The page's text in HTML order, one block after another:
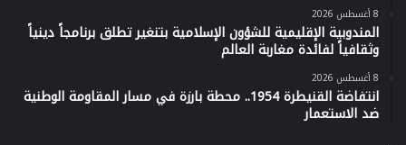
8 أغسطس 2026
المندوبية الإقليمية للشؤون الإسلامية بتنغير تطلق برنامجاً دينياً
وثقافياً لفائدة مغاربة العالم
8 أغسطس 2026
انتفاضة القنيطرة 1954.. محطة بارزة في مسار المقاومة الوطنية
ضد الاستعمار